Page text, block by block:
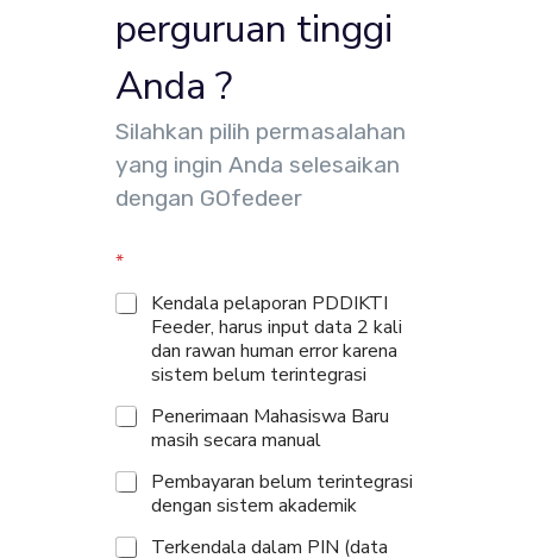
perguruan tinggi
Anda ?
Silahkan pilih permasalahan
yang ingin Anda selesaikan
dengan GOfedeer
*
Kendala pelaporan PDDIKTI
Feeder, harus input data 2 kali
dan rawan human error karena
sistem belum terintegrasi
Penerimaan Mahasiswa Baru
masih secara manual
Pembayaran belum terintegrasi
dengan sistem akademik
Terkendala dalam PIN (data